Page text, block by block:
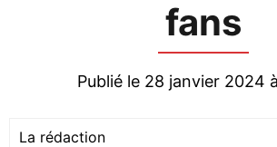
fans
Publié le 28 janvier 2024
La rédaction